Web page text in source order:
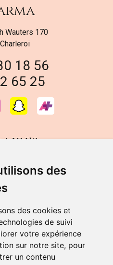
des
des cookies et
de suivi
votre expérience
sur notre site, pour
un contenu
Wauters 170
18 56
65 25
VENDREDI
et de 14h à 18h
à 12h30